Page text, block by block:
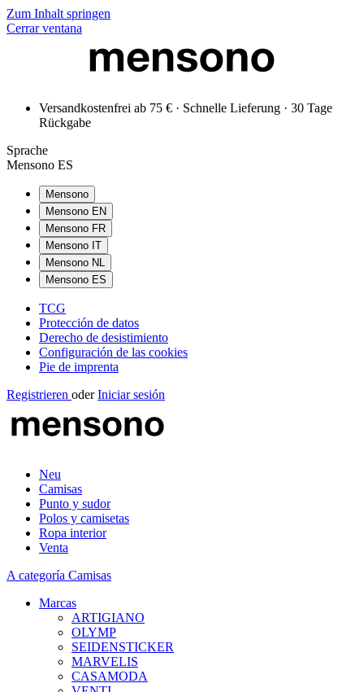
Zum Inhalt springen
Cerrar ventana
Versandkostenfrei ab 75 € · Schnelle Lieferung · 30 Tage
Rückgabe
Sprache
Mensono ES
Mensono
Mensono EN
Mensono FR
Mensono IT
Mensono NL
Mensono ES
TCG
Protección de datos
Derecho de desistimiento
Configuración de las cookies
Pie de imprenta
Registrieren oder Iniciar sesión
Neu
Camisas
Punto y sudor
Polos y camisetas
Ropa interior
Venta
A categoría Camisas
Marcas
ARTIGIANO
OLYMP
SEIDENSTICKER
MARVELIS
CASAMODA